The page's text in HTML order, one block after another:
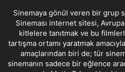
Sinemaya gönül veren bir grup
Sineması internet sitesi,
kitlelere tanıtmak ve bu
tartışma ortamı yaratmak
amaçlarından biri de; tür
sinemanın sadece bir eğlence